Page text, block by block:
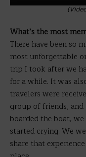
What’s the most
There have been so
most unforgettable
trip I took after we
for a while. It was
travelers were
group of friends,
boarded the boat,
started crying. We
share that